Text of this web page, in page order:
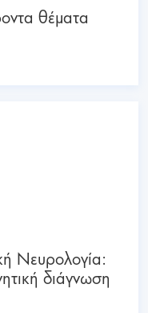
θέματα
Νευρολογία:
διάγνωση